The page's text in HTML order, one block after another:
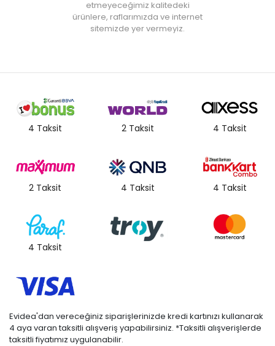
etmeyeceğimiz kalitedeki
ürünlere, raflarımızda ve internet
sitemizde yer vermeyiz.
4 Taksit 2 Taksit 4 Taksit
2 Taksit 4 Taksit 4 Taksit
4 Taksit
Evidea'dan vereceğiniz siparişlerinizde kredi kartınızı kullanarak
4 aya varan taksitli alışveriş yapabilirsiniz. *Taksitli alışverişlerde
taksitli fiyatımız uygulanabilir.